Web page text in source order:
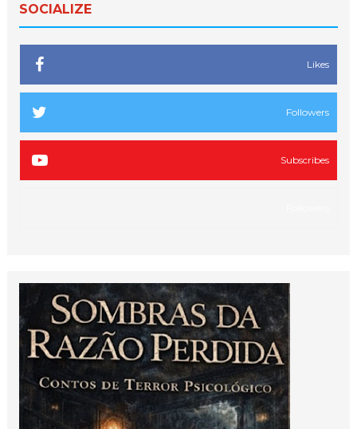
SOCIALIZE
Likes
Followers
Subscribes